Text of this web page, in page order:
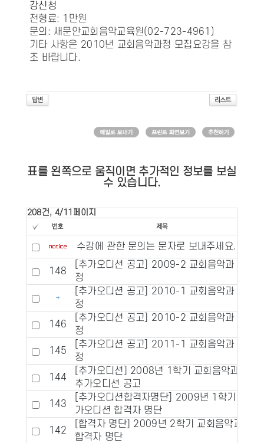
강신청
전형료: 1만원
문의: 새문안교회음악교육원(02-723-4961)
기타 사항은 2010년 교회음악과정 모집요강을 참
조 바랍니다.
표를 왼쪽으로 움직이면 추가적인 정보를 보실
수 있습니다.
208건, 4/11페이지
수강에 관한 문의는 문자로 보내주세요.
148
[추가오디션 공고] 2009-2 교회음악과
정
[추가오디션 공고] 2010-1 교회음악과
정
146
[추가오디션 공고] 2010-2 교회음악과
정
145
[추가오디션 공고] 2011-1 교회음악과
정
144
[추가오디션] 2008년 1학기 교회음악과정
추가오디션 공고
143
[추가오디션합격자명단] 2009년 1학기 추
가오디션 합격자 명단
142
[합격자 명단] 2009년 2학기 교회음악과정
합격자 명단